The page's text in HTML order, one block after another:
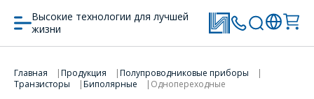
Высокие технологии для лучшей
жизни
Главная Продукция
Полупроводниковые приборы
Транзисторы
Биполярные Однопереходные
ПРОТОТИП ТИП КОРПУСА
ПЕРЕЙТИ В КОРЗИНУ